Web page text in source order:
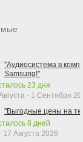
"Аудиосистема в
Samsung!"
23 дня
- 1 Сентября
"Выгодные цены на
8 дней
17 Августа 2026